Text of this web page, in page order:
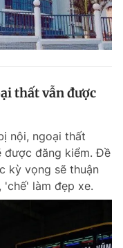
thất vẫn được
nội, ngoại thất
được đăng kiểm. Đề
kỳ vọng sẽ thuận
làm đẹp xe.